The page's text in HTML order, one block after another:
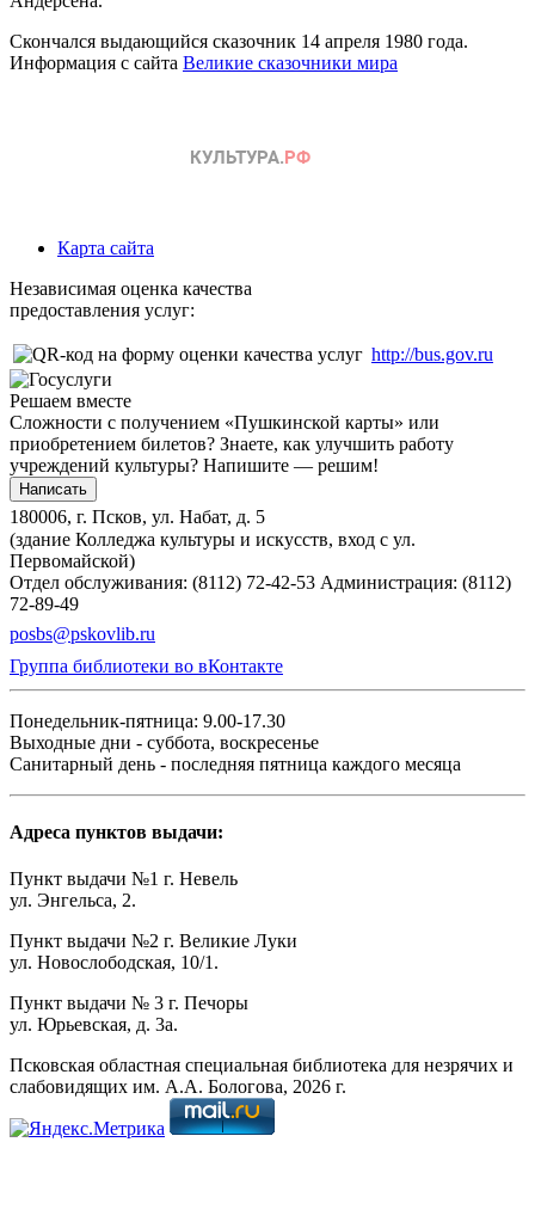
Скончался выдающийся сказочник 14 апреля 1980 года.
Информация с сайта Великие сказочники мира
Карта сайта
Независимая оценка качества
предоставления услуг:
http://bus.gov.ru
Решаем вместе
Сложности с получением «Пушкинской карты» или
приобретением билетов? Знаете, как улучшить работу
учреждений культуры? Напишите — решим!
Написать
180006, г. Псков, ул. Набат, д. 5
(здание Колледжа культуры и искусств, вход с ул.
Первомайской)
Отдел обслуживания: (8112) 72-42-53 Администрация: (8112)
72-89-49
posbs@pskovlib.ru
Группа библиотеки во вКонтакте
Понедельник-пятница: 9.00-17.30
Выходные дни - суббота, воскресенье
Санитарный день - последняя пятница каждого месяца
Адреса пунктов выдачи:
Пункт выдачи №1 г. Невель
ул. Энгельса, 2.
Пункт выдачи №2 г. Великие Луки
ул. Новослободская, 10/1.
Пункт выдачи № 3 г. Печоры
ул. Юрьевская, д. 3а.
Псковская областная специальная библиотека для незрячих и
слабовидящих им. А.А. Бологова, 2026 г.